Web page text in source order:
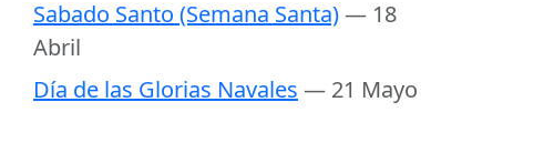
Sabado Santo (Semana Santa)— 18
Abril
Día de las Glorias Navales — 21 Mayo